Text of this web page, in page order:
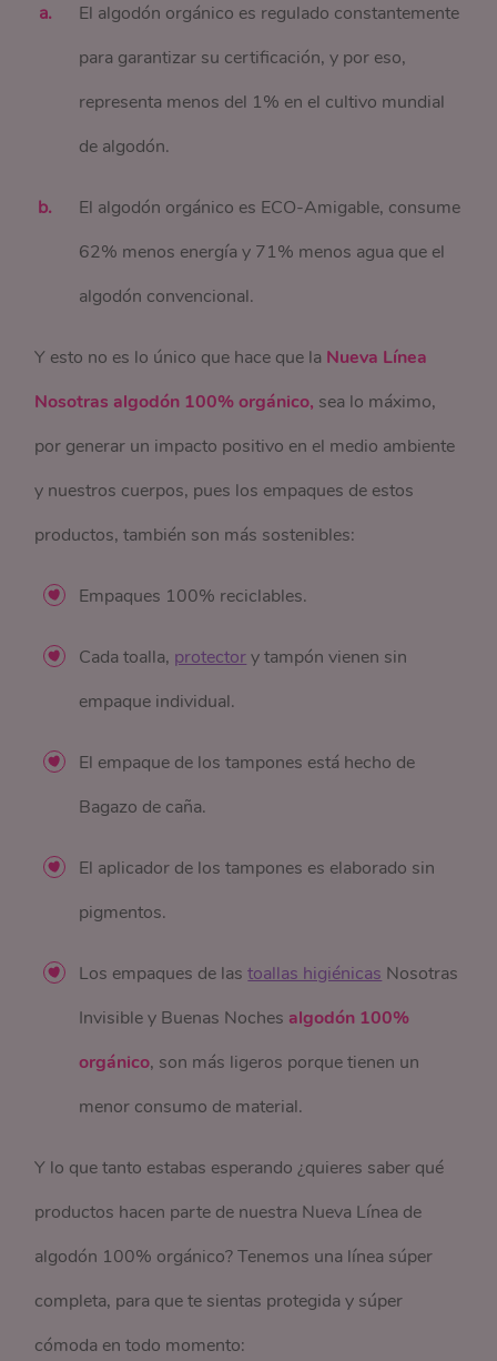
El algodón orgánico es regulado constantemente
para garantizar su certificación, y por eso,
representa menos del 1% en el cultivo mundial
de algodón.
El algodón orgánico es ECO-Amigable, consume
62% menos energía y 71% menos agua que el
algodón convencional.
Y esto no es lo único que hace que la Nueva Línea
Nosotras algodón 100% orgánico, sea lo máximo,
por generar un impacto positivo en el medio ambiente
y nuestros cuerpos, pues los empaques de estos
productos, también son más sostenibles:
Empaques 100% reciclables.
Cada toalla, protectory tampón vienen sin
empaque individual.
El empaque de los tampones está hecho de
Bagazo de caña.
El aplicador de los tampones es elaborado sin
pigmentos.
Los empaques de lastoallas higiénicas Nosotras
Invisible y Buenas Noches algodón 100%
orgánico, son más ligeros porque tienen un
menor consumo de material.
Y lo que tanto estabas esperando ¿quieres saber qué
productos hacen parte de nuestra Nueva Línea de
algodón 100% orgánico? Tenemos una línea súper
completa, para que te sientas protegida y súper
cómoda en todo momento: